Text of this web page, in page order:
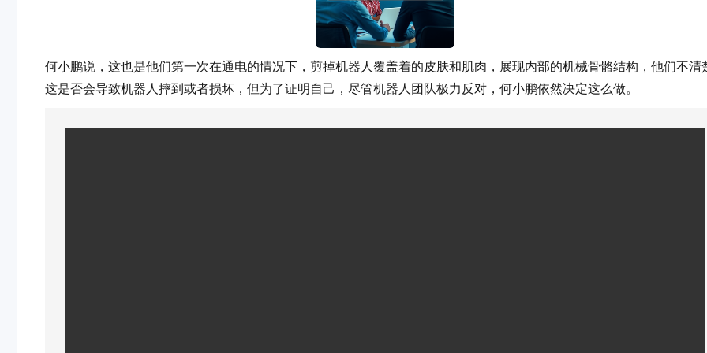
何小鹏说，这也是他们第一次在通电的情况下，剪掉机器人覆盖着的皮肤和肌肉，展现内部的机械骨骼结构，他们不清
这是否会导致机器人摔到或者损坏，但为了证明自己，尽管机器人团队极力反对，何小鹏依然决定这么做。